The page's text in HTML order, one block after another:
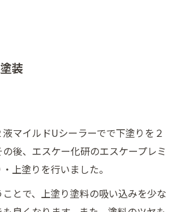
装
マイルドUシーラーでで下塗りを２
後、エスケー化研のエスケープレミ
上塗りを行いました。
とで、上塗り塗料の吸い込みを少な